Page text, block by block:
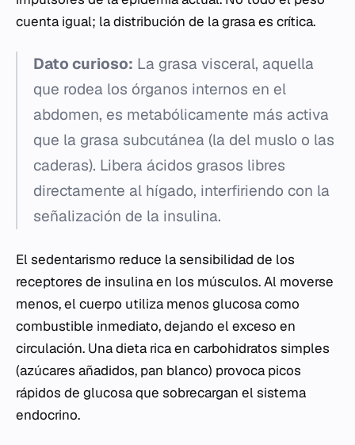
cuenta igual; la distribución de la grasa es crítica.
Dato curioso: La grasa visceral, aquella
que rodea los órganos internos en el
abdomen, es metabólicamente más activa
que la grasa subcutánea (la del muslo o las
caderas). Libera ácidos grasos libres
directamente al hígado, interfiriendo con la
señalización de la insulina.
El sedentarismo reduce la sensibilidad de los
receptores de insulina en los músculos. Al moverse
menos, el cuerpo utiliza menos glucosa como
combustible inmediato, dejando el exceso en
circulación. Una dieta rica en carbohidratos simples
(azúcares añadidos, pan blanco) provoca picos
rápidos de glucosa que sobrecargan el sistema
endocrino.